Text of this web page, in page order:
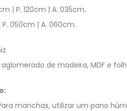
| P. 120cm | A. 035cm.
050cm | A. 060cm.
de madeira, MDF e
manchas, utilizar um pano